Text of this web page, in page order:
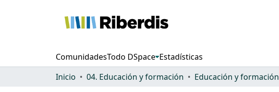
ComunidadesTodo DSpace Estadísticas
Inicio
04. Educación y formación Educación y formación